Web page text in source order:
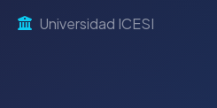
Universidad ICESI